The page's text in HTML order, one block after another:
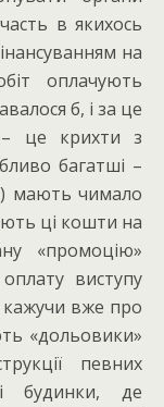
в якихось
на
оплачують
б, і за це
це крихти з
багатші –
мають чимало
ці кошти на
«промоцію»
виступу
кажучи вже про
«дольовики»
певних
будинки, де